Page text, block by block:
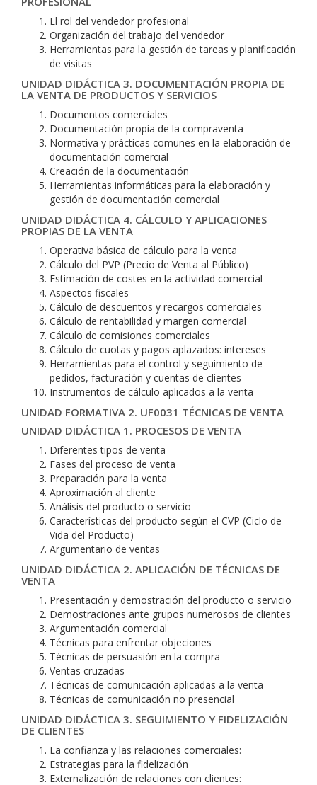
El rol del vendedor profesional
Organización del trabajo del vendedor
Herramientas para la gestión de tareas y planificación
de visitas
UNIDAD DIDÁCTICA 3. DOCUMENTACIÓN PROPIA DE
LA VENTA DE PRODUCTOS Y SERVICIOS
Documentos comerciales
Documentación propia de la compraventa
Normativa y prácticas comunes en la elaboración de
documentación comercial
Creación de la documentación
Herramientas informáticas para la elaboración y
gestión de documentación comercial
UNIDAD DIDÁCTICA 4. CÁLCULO Y APLICACIONES
PROPIAS DE LA VENTA
Operativa básica de cálculo para la venta
Cálculo del PVP (Precio de Venta al Público)
Estimación de costes en la actividad comercial
Aspectos fiscales
Cálculo de descuentos y recargos comerciales
Cálculo de rentabilidad y margen comercial
Cálculo de comisiones comerciales
Cálculo de cuotas y pagos aplazados: intereses
Herramientas para el control y seguimiento de
pedidos, facturación y cuentas de clientes
Instrumentos de cálculo aplicados a la venta
UNIDAD FORMATIVA 2. UF0031 TÉCNICAS DE VENTA
UNIDAD DIDÁCTICA 1. PROCESOS DE VENTA
Diferentes tipos de venta
Fases del proceso de venta
Preparación para la venta
Aproximación al cliente
Análisis del producto o servicio
Características del producto según el CVP (Ciclo de
Vida del Producto)
Argumentario de ventas
UNIDAD DIDÁCTICA 2. APLICACIÓN DE TÉCNICAS DE
VENTA
Presentación y demostración del producto o servicio
Demostraciones ante grupos numerosos de clientes
Argumentación comercial
Técnicas para enfrentar objeciones
Técnicas de persuasión en la compra
Ventas cruzadas
Técnicas de comunicación aplicadas a la venta
Técnicas de comunicación no presencial
UNIDAD DIDÁCTICA 3. SEGUIMIENTO Y FIDELIZACIÓN
DE CLIENTES
La confianza y las relaciones comerciales:
Estrategias para la fidelización
Externalización de relaciones con clientes: